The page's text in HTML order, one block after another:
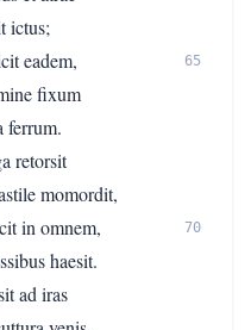
ictus;
eadem,
65
fixum
ferrum.
retorsit
momordit,
in omnem,
70
haesit.
ad iras